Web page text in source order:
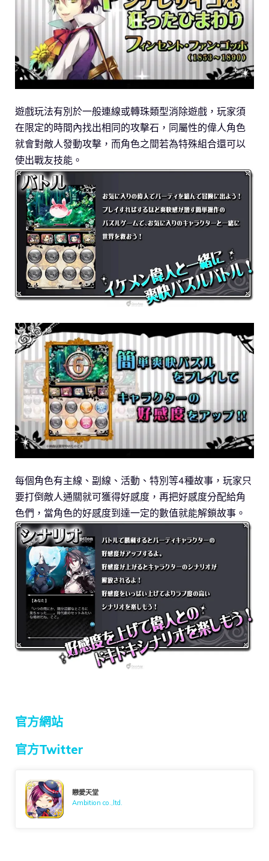
遊戲玩法有別於一般連線或轉珠類型消除遊戲，玩家須
在限定的時間內找出相同的攻擊石，同屬性的偉人角色
就會對敵人發動攻擊，而角色之間若為特殊組合還可以
使出戰友技能。
每個角色有主線、副線、活動、特別等4種故事，玩家只
要打倒敵人通關就可獲得好感度，再把好感度分配給角
色們，當角色的好感度到達一定的數值就能解鎖故事。
官方網站
官方Twitter
戀愛天堂
Ambition co.,ltd.